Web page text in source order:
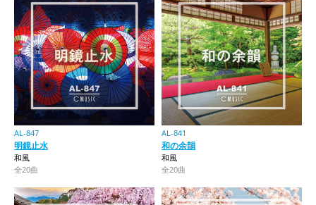
AL-847
明鏡止水
和風
全20曲
AL-841
和の余韻
和風
全20曲